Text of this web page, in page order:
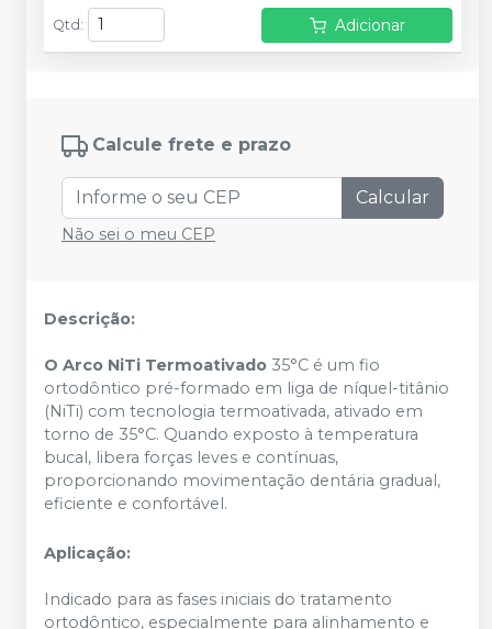
Qtd : Adicionar
Calcule frete e prazo
Calcular
Não sei o meu CEP
Descrição:
O Arco NiTi Termoativado 35°C é um fio
ortodôntico pré-formado em liga de níquel-titânio
(NiTi) com tecnologia termoativada, ativado em
torno de 35°C. Quando exposto à temperatura
bucal, libera forças leves e contínuas,
proporcionando movimentação dentária gradual,
eficiente e confortável.​
Aplicação:
Indicado para as fases iniciais do tratamento
ortodôntico, especialmente para alinhamento e